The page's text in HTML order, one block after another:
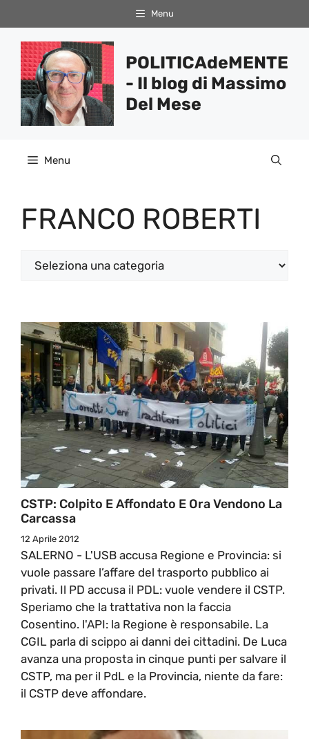
al
contenuto
Menu
POLITICAdeMENTE
- Il blog di Massimo
Del Mese
Menu
FRANCO ROBERTI
Categorie
CSTP: Colpito E Affondato E Ora Vendono La
Carcassa
12 Aprile 2012
SALERNO - L'USB accusa Regione e Provincia: si
vuole passare l’affare del trasporto pubblico ai
privati. Il PD accusa il PDL: vuole vendere il CSTP.
Speriamo che la trattativa non la faccia
Cosentino. l'API: la Regione è responsabile. La
CGIL parla di scippo ai danni dei cittadini. De Luca
avanza una proposta in cinque punti per salvare il
CSTP, ma per il PdL e la Provincia, niente da fare:
il CSTP deve affondare.